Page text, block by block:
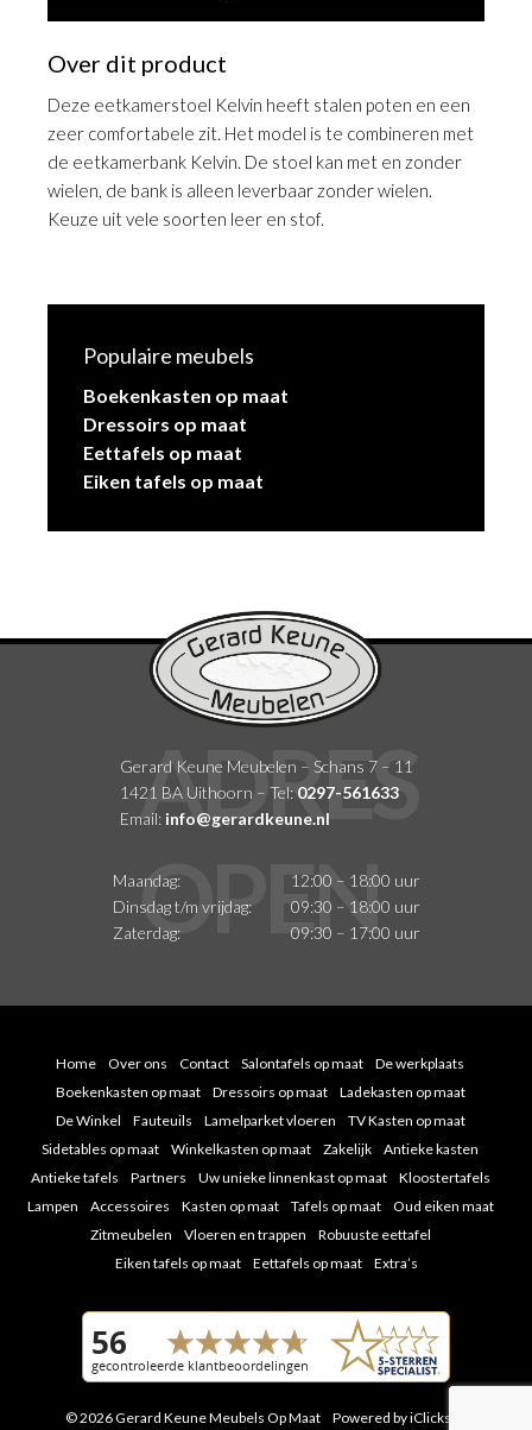
Populaire meubels
Boekenkasten op maat
Dressoirs op maat
Eettafels op maat
Eiken tafels op maat
Over dit product
Deze eetkamerstoel Kelvin heeft stalen poten en een
zeer comfortabele zit. Het model is te combineren met
de eetkamerbank Kelvin. De stoel kan met en zonder
wielen, de bank is alleen leverbaar zonder wielen.
Keuze uit vele soorten leer en stof.
Gerard Keune Meubelen – Schans 7 – 11
1421 BA Uithoorn – Tel: 0297-561633
Email: info@gerardkeune.nl
Maandag:
12:00 – 18:00 uur
Dinsdag t/m vrijdag:
09:30 – 18:00 uur
Zaterdag:
09:30 – 17:00 uur
Home Over ons Contact Salontafels op maat
De werkplaats
Boekenkasten op maat
Dressoirs op maat
Ladekasten op maat
De Winkel
Fauteuils Lamelparket vloeren
TV Kasten op maat
Sidetables op maat
Winkelkasten op maat Zakelijk
Antieke kasten
Antieke tafels
Partners Uw unieke linnenkast op maat
Kloostertafels
Lampen
Accessoires Kasten op maat Tafels op maat
Oud eiken maat
Zitmeubelen
Vloeren en trappen
Robuuste eettafel
Eiken tafels op maat
Eettafels op maat Extra’s
© 2026 Gerard Keune Meubels Op Maat Powered by iClicks